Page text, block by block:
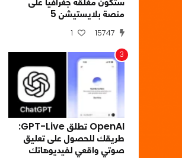
منصة بلايستيشن 5
15747
1
3
OpenAI تطلق GPT-Live:
طريقك للحصول على تعليق
صوتي واقعي لفيديوهاتك